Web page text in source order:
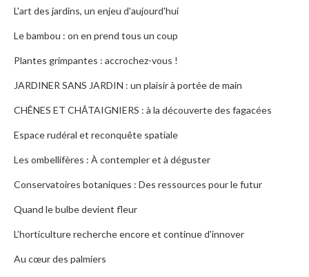
L'art des jardins, un enjeu d'aujourd'hui
Le bambou : on en prend tous un coup
Plantes grimpantes : accrochez-vous !
JARDINER SANS JARDIN : un plaisir à portée de main
CHÊNES ET CHÂTAIGNIERS : à la découverte des fagacées
Espace rudéral et reconquête spatiale
Les ombellifères : À contempler et à déguster
Conservatoires botaniques : Des ressources pour le futur
Quand le bulbe devient fleur
L’horticulture recherche encore et continue d'innover
Au cœur des palmiers